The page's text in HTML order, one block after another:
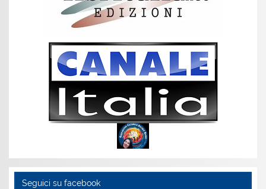
Seguici su facebook